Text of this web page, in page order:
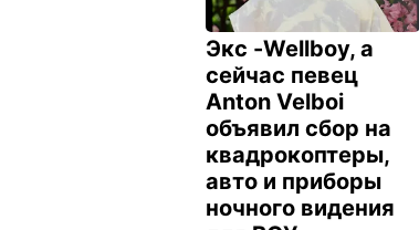
Экс -Wellboy, а
сейчас певец
Anton Velboi
объявил сбор на
квадрокоптеры,
авто и приборы
ночного видения